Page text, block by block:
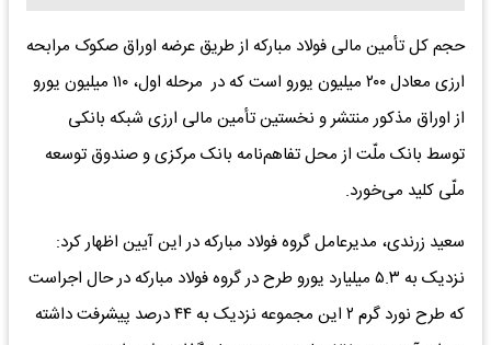
حجم کل تأمین مالی فولاد مبارکه از طریق عرضه اوراق صکوک مرابحه
ارزی معادل ۲۰۰ میلیون یورو است که در مرحله اول، ۱۱۰ میلیون یورو
از اوراق مذکور منتشر و نخستین تأمین مالى ارزى شبکه بانکى
توسط بانک ملّت از محل تفاهم‌نامه بانک مرکزى و صندوق توسعه
ملّى کلید می‌خورد.
سعید زرندی، مدیرعامل گروه فولاد مبارکه در این آیین اظهار کرد:
نزدیک به ۵.۳ میلیارد یورو طرح در گروه فولاد مبارکه در حال اجراست
که طرح نورد گرم ۲ این مجموعه نزدیک به ۴۴ درصد پیشرفت داشته